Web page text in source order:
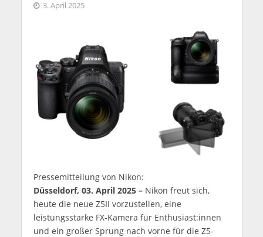
3. April 2025
Pressemitteilung von Nikon:
Düsseldorf, 03. April 2025 – Nikon freut sich,
heute die neue Z5II vorzustellen, eine
leistungsstarke FX-Kamera für Enthusiast:innen
und ein großer Sprung nach vorne für die Z5-